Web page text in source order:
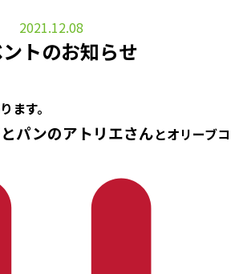
2021.12.08
トのお知らせ
ます。
パンのアトリエさんとオリーブコ